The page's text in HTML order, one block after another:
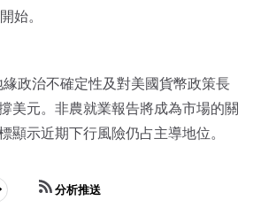
始。
政治不確定性及對美國貨幣政策長
美元。非農就業報告將成為市場的關
顯示近期下行風險仍占主導地位。
分析推送